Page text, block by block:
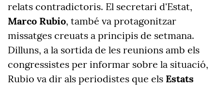
relats contradictoris. El secretari d'Estat,
Marco Rubio, també va protagonitzar
missatges creuats a principis de setmana.
Dilluns, a la sortida de les reunions amb els
congressistes per informar sobre la situació,
Rubio va dir als periodistes que els Estats